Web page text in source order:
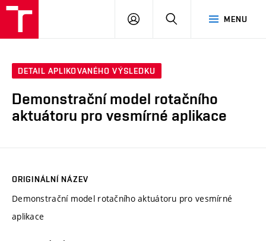
MENU
PŘIHLÁSIT
DETAIL APLIKOVANÉHO VÝSLEDKU
Demonstrační model rotačního
aktuátoru pro vesmírné aplikace
ORIGINÁLNÍ NÁZEV
Demonstrační model rotačního aktuátoru pro vesmírné
aplikace